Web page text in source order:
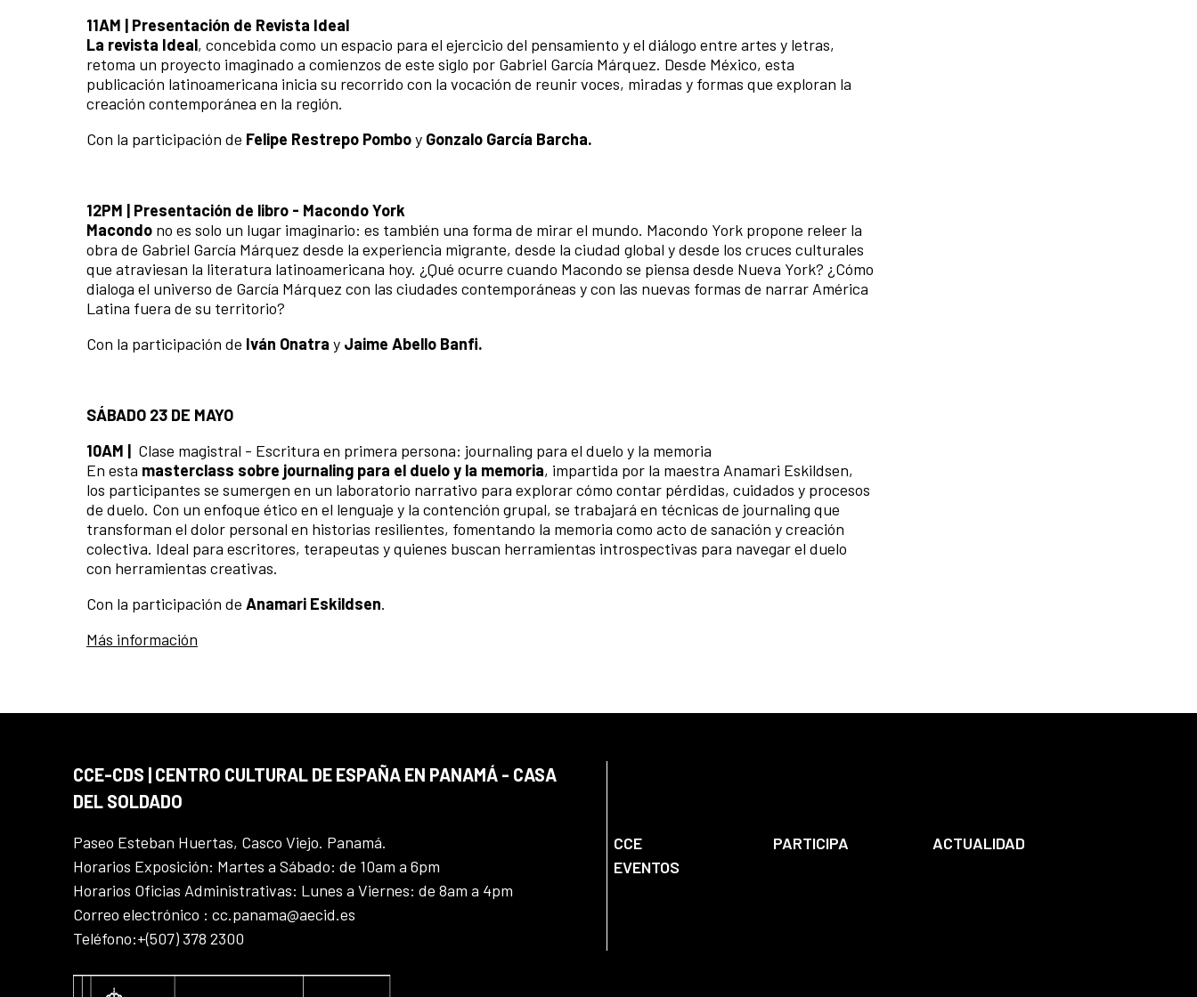
11AM | Presentación de Revista Ideal
La revista Ideal, concebida como un espacio para el ejercicio del pensamiento y el diálogo entre artes y letras,
retoma un proyecto imaginado a comienzos de este siglo por Gabriel García Márquez. Desde México, esta
publicación latinoamericana inicia su recorrido con la vocación de reunir voces, miradas y formas que exploran la
creación contemporánea en la región.
Con la participación de Felipe Restrepo Pomboy Gonzalo García Barcha.
12PM | Presentación de libro - Macondo York
Macondo no es solo un lugar imaginario: es también una forma de mirar el mundo. Macondo York propone releer la
obra de Gabriel García Márquez desde la experiencia migrante, desde la ciudad global y desde los cruces culturales
que atraviesan la literatura latinoamericana hoy. ¿Qué ocurre cuando Macondo se piensa desde Nueva York? ¿Cómo
dialoga el universo de García Márquez con las ciudades contemporáneas y con las nuevas formas de narrar América
Latina fuera de su territorio?
Con la participación de Iván Onatra y Jaime Abello Banfi.
SÁBADO 23 DE MAYO
10AM | Clase magistral - Escritura en primera persona: journaling para el duelo y la memoria
En esta masterclass sobre journaling para el duelo y la memoria, impartida por la maestra Anamari Eskildsen,
los participantes se sumergen en un laboratorio narrativo para explorar cómo contar pérdidas, cuidados y procesos
de duelo. Con un enfoque ético en el lenguaje y la contención grupal, se trabajará en técnicas de journaling que
transforman el dolor personal en historias resilientes, fomentando la memoria como acto de sanación y creación
colectiva. Ideal para escritores, terapeutas y quienes buscan herramientas introspectivas para navegar el duelo
con herramientas creativas.
Con la participación de Anamari Eskildsen.
Más información
CCE-CDS | CENTRO CULTURAL DE ESPAÑA EN PANAMÁ - CASA
DEL SOLDADO
Paseo Esteban Huertas, Casco Viejo. Panamá.
Horarios Exposición: Martes a Sábado: de 10am a 6pm
Horarios Oficias Administrativas: Lunes a Viernes: de 8am a 4pm
Correo electrónico : cc.panama@aecid.es
Teléfono:+(507) 378 2300
CCE PARTICIPA
ACTUALIDAD
EVENTOS